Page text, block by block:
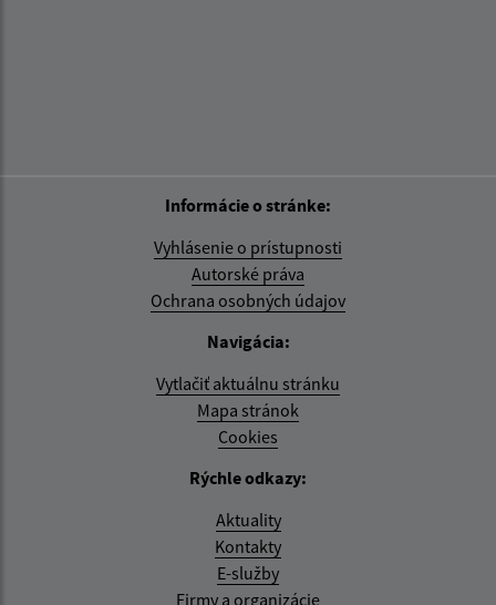
Informácie o stránke:
Vyhlásenie o prístupnosti
Autorské práva
Ochrana osobných údajov
Navigácia:
Vytlačiť aktuálnu stránku
Mapa stránok
Cookies
Rýchle odkazy:
Aktuality
Kontakty
E-služby
Firmy a organizácie